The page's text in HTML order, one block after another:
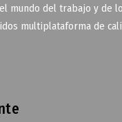
mundo del trabajo y de
multiplataforma de